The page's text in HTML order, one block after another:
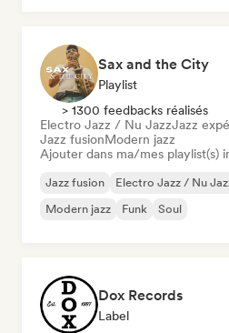
Sax and the City
Playlist
> 1300 feedbacks réalisés
Electro Jazz / Nu JazzJazz
Jazz fusionModern jazz
Ajouter dans ma/mes playlist(s)
Jazz fusion Electro Jazz / Nu
Modern jazz
Funk Soul
Dox Records
Label